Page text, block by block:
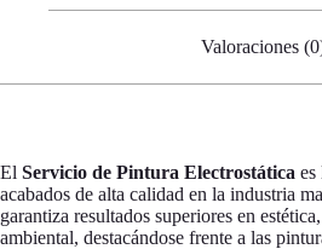
Valoraciones
El Servicio de Pintura Electrostática es
acabados de alta calidad en la industria
garantiza resultados superiores en
ambiental, destacándose frente a las